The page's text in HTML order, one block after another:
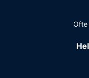
er der et område på
bestående af et
Lufthavnstransport
Ofte